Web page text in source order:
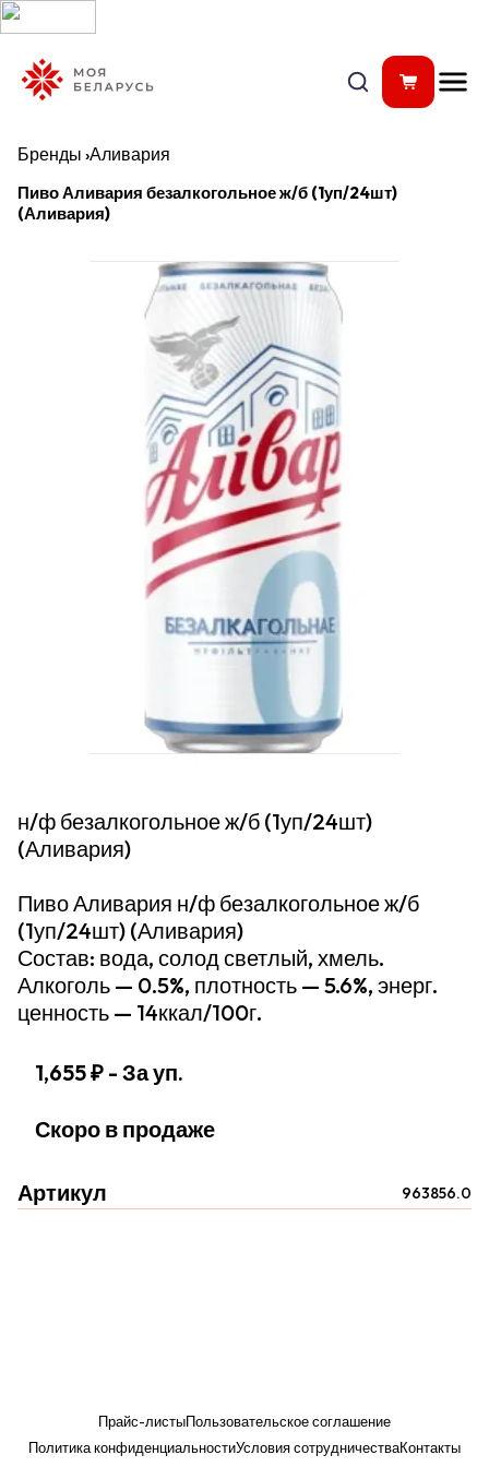
Бренды ›Аливария
Пиво Аливария безалкогольное ж/б (1уп/24шт)
(Аливария)
н/ф безалкогольное ж/б (1уп/24шт)
(Аливария)
Пиво Аливария н/ф безалкогольное ж/б
(1уп/24шт) (Аливария)
Состав: вода, солод светлый, хмель.
Алкоголь — 0.5%, плотность — 5.6%, энерг.
ценность — 14ккал/100г.
1,655 ₽ - За уп.
Скоро в продаже
Артикул 963856.0
Прайс-листыПользовательское соглашение
Политика конфиденциальностиУсловия сотрудничестваКонтакты